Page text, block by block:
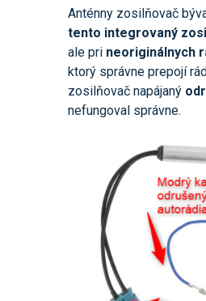
Anténny zosilňovač
tento integrovaný
ale pri neoriginálnych
ktorý správne prepojí
zosilňovač napájaný
nefungoval správne.